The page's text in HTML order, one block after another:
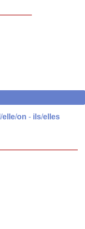
/elle/on - ils/elles